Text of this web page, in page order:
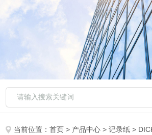
当前位置：首页 > 产品中心 >记录纸 >